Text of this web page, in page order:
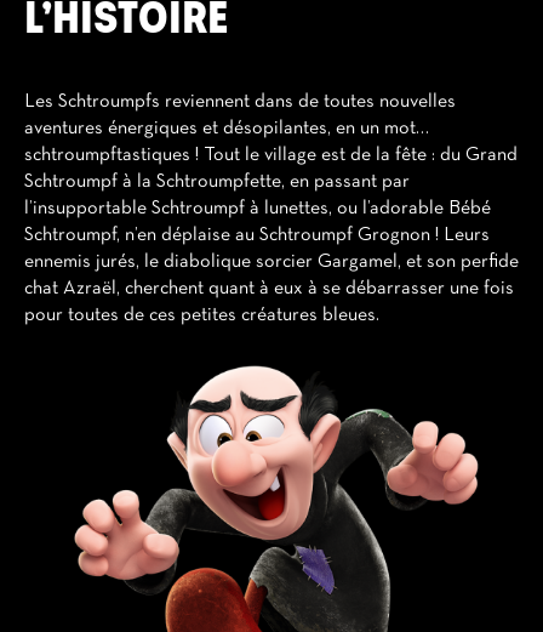
L’HISTOIRE
Les Schtroumpfs reviennent dans de toutes nouvelles
aventures énergiques et désopilantes, en un mot…
schtroumpftastiques ! Tout le village est de la fête : du Grand
Schtroumpf à la Schtroumpfette, en passant par
l’insupportable Schtroumpf à lunettes, ou l’adorable Bébé
Schtroumpf, n’en déplaise au Schtroumpf Grognon ! Leurs
ennemis jurés, le diabolique sorcier Gargamel, et son perfide
chat Azraël, cherchent quant à eux à se débarrasser une fois
pour toutes de ces petites créatures bleues.